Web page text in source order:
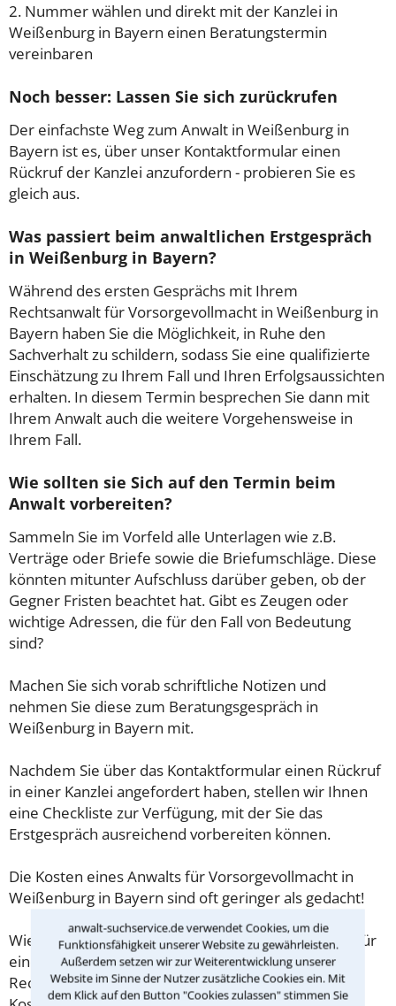
anwalt-suchservice.de verwendet Cookies, um die
Funktionsfähigkeit unserer Website zu gewährleisten.
Außerdem setzen wir zur Weiterentwicklung unserer
Website im Sinne der Nutzer zusätzliche Cookies ein. Mit
dem Klick auf den Button "Cookies zulassen" stimmen Sie
2. Nummer wählen und direkt mit der Kanzlei in
Weißenburg in Bayern einen Beratungstermin
vereinbaren
Noch besser: Lassen Sie sich zurückrufen
Der einfachste Weg zum Anwalt in Weißenburg in
Bayern ist es, über unser Kontaktformular einen
Rückruf der Kanzlei anzufordern - probieren Sie es
gleich aus.
Was passiert beim anwaltlichen Erstgespräch
in Weißenburg in Bayern?
Während des ersten Gesprächs mit Ihrem
Rechtsanwalt für Vorsorgevollmacht in Weißenburg in
Bayern haben Sie die Möglichkeit, in Ruhe den
Sachverhalt zu schildern, sodass Sie eine qualifizierte
Einschätzung zu Ihrem Fall und Ihren Erfolgsaussichten
erhalten. In diesem Termin besprechen Sie dann mit
Ihrem Anwalt auch die weitere Vorgehensweise in
Ihrem Fall.
Wie sollten sie Sich auf den Termin beim
Anwalt vorbereiten?
Sammeln Sie im Vorfeld alle Unterlagen wie z.B.
Verträge oder Briefe sowie die Briefumschläge. Diese
könnten mitunter Aufschluss darüber geben, ob der
Gegner Fristen beachtet hat. Gibt es Zeugen oder
wichtige Adressen, die für den Fall von Bedeutung
sind?
Machen Sie sich vorab schriftliche Notizen und
nehmen Sie diese zum Beratungsgespräch in
Weißenburg in Bayern mit.
Nachdem Sie über das Kontaktformular einen Rückruf
in einer Kanzlei angefordert haben, stellen wir Ihnen
eine Checkliste zur Verfügung, mit der Sie das
Erstgespräch ausreichend vorbereiten können.
Die Kosten eines Anwalts für Vorsorgevollmacht in
Weißenburg in Bayern sind oft geringer als gedacht!
Wieviel ein Rechtsanwalt in Weißenburg in Bayern für
eine Erstberatung verlangen darf, ist in §34 des
Rechtsanwaltsvergütungsgesetz (RVG) geregelt. Die